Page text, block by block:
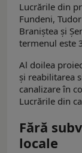
Lucrările din
Fundeni,
Braniștea și
termenul este
Al doilea
și reabilitarea
canalizare în
Lucrările din
Fără
locale